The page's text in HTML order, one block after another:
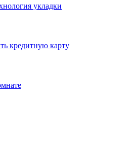
укладки
кредитную карту